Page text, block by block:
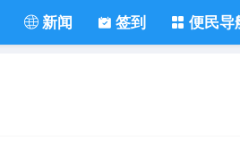
新闻 签到 便民导